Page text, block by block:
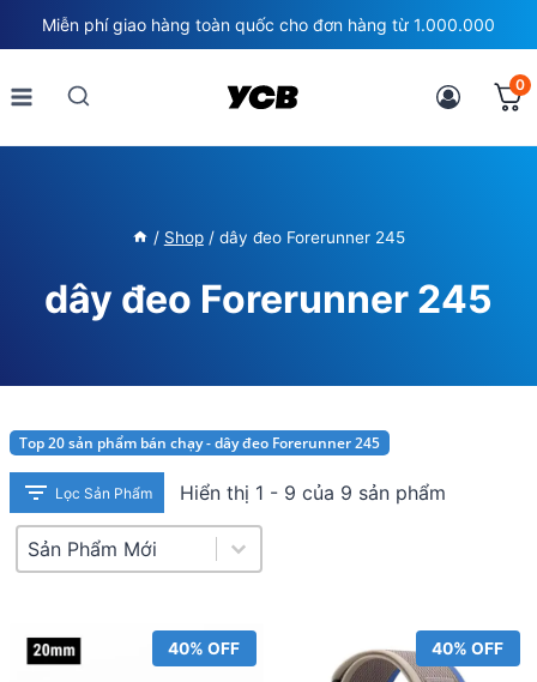
to
content
Miễn phí giao hàng toàn quốc cho đơn hàng từ 1.000.000
0
/ Shop / dây đeo Forerunner 245
dây đeo Forerunner 245
Top 20 sản phẩm bán chạy - dây đeo Forerunner 245
Lọc Sản Phẩm Hiển thị 1 - 9 của 9 sản phẩm
Product Sort
Sort content
40% OFF 40% OFF